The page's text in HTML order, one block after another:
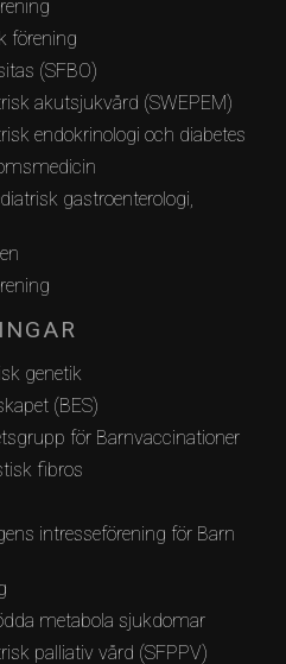
förening
(SFBO)
akutsjukvård (SWEPEM)
endokrinologi och diabetes
gastroenterologi,
genetik
(BES)
för Barnvaccinationer
fibros
intresseförening för Barn
metabola sjukdomar
palliativ vård (SFPPV)